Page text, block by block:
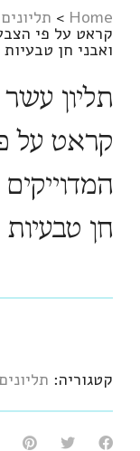
Home
> תליונים
קראט על פי
ואבני חן טבעיות
קראט על
חן טבעיות
קטגוריה: תליונים